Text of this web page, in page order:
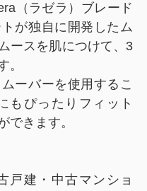
（ラゼラ）ブレード
が独自に開発したム
ースを肌につけて、3
。
ーバーを使用するこ
もぴったりフィット
できます。
戸建・中古マンショ